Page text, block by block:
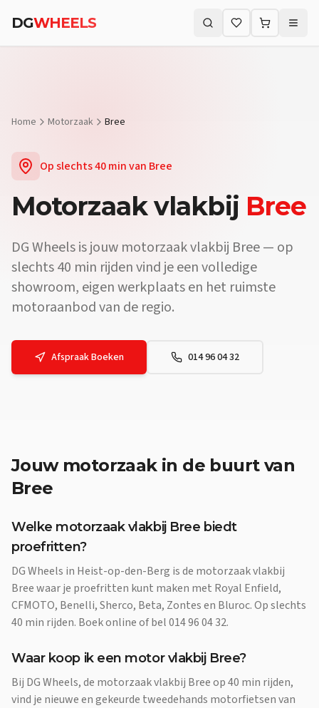
Vraag:Waar koop ik een motor vlakbij Bree?Antwoord:Bij DG
DGWHEELS Zoeken (⌘K)
Home Motorzaak Bree
Op slechts40 minvan Bree
Motorzaakvlakbij Bree
DG Wheels is jouw motorzaak vlakbij Bree — op
slechts 40 min rijden vind je een volledige
showroom, eigen werkplaats en het ruimste
motoraanbod van de regio.
Afspraak Boeken 014 96 04 32
Jouw motorzaakin de buurt van
Bree
Welke motorzaak vlakbij Bree biedt
proefritten?
DG Wheels in Heist-op-den-Berg is de motorzaak vlakbij
Bree waar je proefritten kunt maken met Royal Enfield,
CFMOTO, Benelli, Sherco, Beta, Zontes en Bluroc. Op slechts
40 min rijden. Boek online of bel 014 96 04 32.
Waar koop ik een motor vlakbij Bree?
Bij DG Wheels, de motorzaak vlakbij Bree op 40 min rijden,
vind je nieuwe en gekeurde tweedehands motorfietsen van